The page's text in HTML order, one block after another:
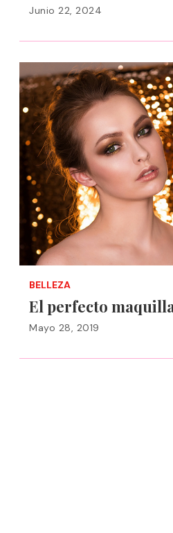
Junio 22, 2024
BELLEZA
El perfecto
Mayo 28, 2019